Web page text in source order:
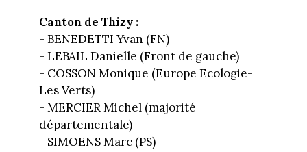
Canton de Thizy :
- BENEDETTI Yvan (FN)
- LEBAIL Danielle (Front de gauche)
- COSSON Monique (Europe Ecologie-
Les Verts)
- MERCIER Michel (majorité
départementale)
- SIMOENS Marc (PS)